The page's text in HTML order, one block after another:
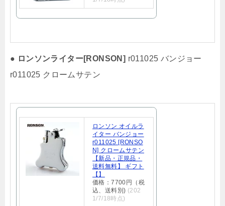
● ロンソンライター[RONSON] r011025 バンジョー
r011025 クロームサテン
ロンソン オイルラ
イター バンジョー
r011025 [RONSO
N] クロームサテン
【新品・正規品・
送料無料】 ギフト
【】
価格：7700円（税
込、送料別) (202
1/7/18時点)